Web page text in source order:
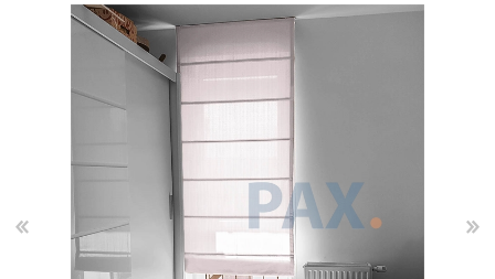
MIJN OFFERTE